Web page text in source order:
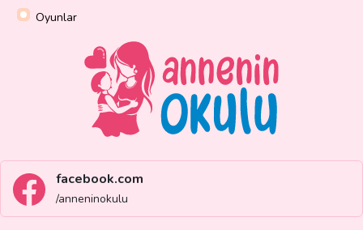
Oyunlar
facebook.com
/anneninokulu